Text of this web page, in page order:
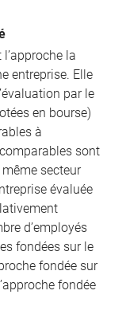
la
entreprise. Elle
par le
en bourse)
à
sont
secteur
évaluée
d’employés
fondées sur le
fondée sur
fondée